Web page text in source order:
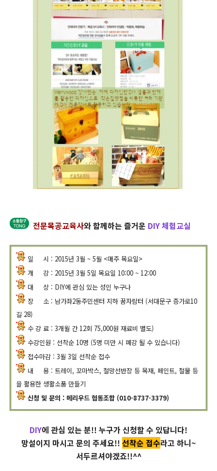
전문목공교육사와 함께하는 즐거운 DIY 체험교실
일 시 : 2015년 3월 ~ 5월 <매주 목요일>
개 강 : 2015년 3월 5일 목요일 10:00 ~ 12:00
대 상 : DIY에 관심 있는 성인 누구나
장 소 : 남가좌2동주민센터 지하 꿈자람터 (서대문구 증가로10
길 28)
수 강 료 : 3개월 간 12회 75,000원 재료비 별도)
수강인원 : 선착순 10명 (5명 미만 시 폐강 될 수 있습니다)
접수마감 : 3월 3일 선착순 접수
내 용 : 트레이, 꼬마박스, 철망선반장 등 목재, 페인트, 철물 등
을 활용한 생활소품 만들기
신청 및 문의 : 메리우드 협동조합 (010-8737-3379)
DIY에 관심 있는 분!! 누구가 신청할 수 있답니다!
망설이지 마시고 문의 주세요!! 선착순 접수라고 하니~
서두르셔야겠죠!!^^